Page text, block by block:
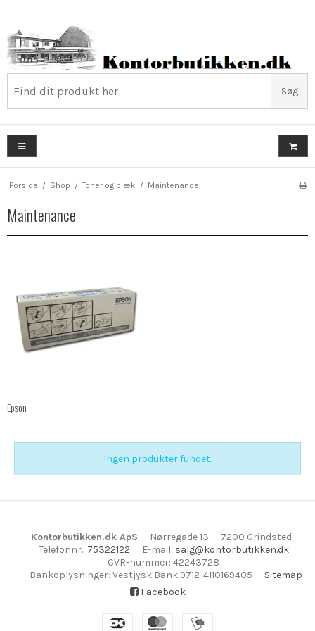
Søg
Forside / Shop / Toner og blæk / Maintenance
Maintenance
Epson
Ingen produkter fundet.
Kontorbutikken.dk ApS Nørregade 13
7200 Grindsted
Telefonnr.: 75322122 E-mail: salg@kontorbutikken.dk
CVR-nummer: 42243728
Bankoplysninger: Vestjysk Bank 9712-4110169405
Sitemap
Facebook